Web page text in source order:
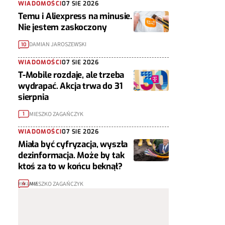
WIADOMOŚCI07 SIE 2026
Temu i Aliexpress na minusie.
Nie jestem zaskoczony
10 DAMIAN JAROSZEWSKI
WIADOMOŚCI07 SIE 2026
T-Mobile rozdaje, ale trzeba
wydrapać. Akcja trwa do 31
sierpnia
1 MIESZKO ZAGAŃCZYK
WIADOMOŚCI07 SIE 2026
Miała być cyfryzacja, wyszła
dezinformacja. Może by tak
ktoś za to w końcu beknął?
4 MIESZKO ZAGAŃCZYK